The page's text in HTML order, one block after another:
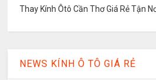
Thay Kính Ôtô Cần Thơ Giá Rẻ Tận
NEWS KÍNH Ô TÔ GIÁ RẺ